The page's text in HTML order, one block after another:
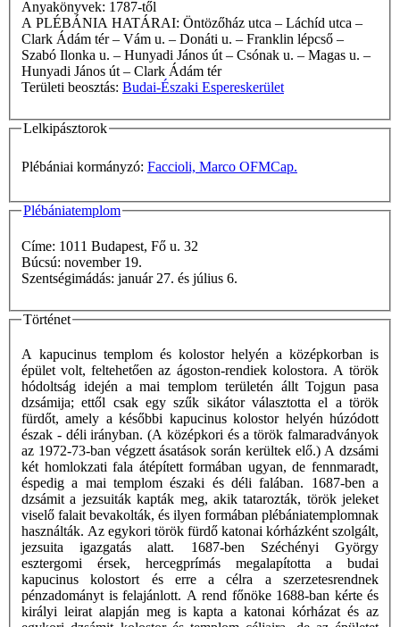
Anyakönyvek: 1787-től
A PLÉBÁNIA HATÁRAI: Öntözőház utca – Láchíd utca –
Clark Ádám tér – Vám u. – Donáti u. – Franklin lépcső –
Szabó Ilonka u. – Hunyadi János út – Csónak u. – Magas u. –
Hunyadi János út – Clark Ádám tér
Területi beosztás: Budai-Északi Espereskerület
Lelkipásztorok
Plébániai kormányzó: Faccioli, Marco OFMCap.
Plébániatemplom
Címe: 1011 Budapest, Fő u. 32
Búcsú: november 19.
Szentségimádás: január 27. és július 6.
Történet
A kapucinus templom és kolostor helyén a középkorban is
épület volt, feltehetően az ágoston-rendiek kolostora. A török
hódoltság idején a mai templom területén állt Tojgun pasa
dzsámija; ettől csak egy szűk sikátor választotta el a török
fürdőt, amely a későbbi kapucinus kolostor helyén húzódott
észak - déli irányban. (A középkori és a török falmaradványok
az 1972-73-ban végzett ásatások során kerültek elő.) A dzsámi
két homlokzati fala átépített formában ugyan, de fennmaradt,
éspedig a mai templom északi és déli falában. 1687-ben a
dzsámit a jezsuiták kapták meg, akik tatarozták, török jeleket
viselő falait bevakolták, és ilyen formában plébániatemplomnak
használták. Az egykori török fürdő katonai kórházként szolgált,
jezsuita igazgatás alatt. 1687-ben Széchényi György
esztergomi érsek, hercegprímás megalapította a budai
kapucinus kolostort és erre a célra a szerzetesrendnek
pénzadományt is felajánlott. A rend főnöke 1688-ban kérte és
királyi leirat alapján meg is kapta a katonai kórházat és az